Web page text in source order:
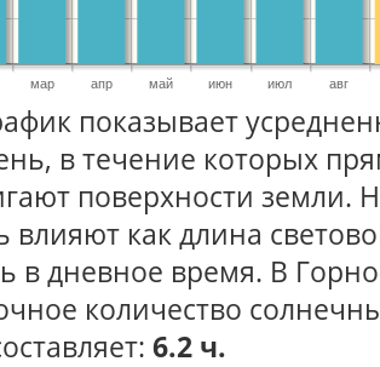
мар апр май июн июл авг
показывает
в течение которых
поверхности земли.
влияют как длина
в дневное время. В
количество
6.2 ч.